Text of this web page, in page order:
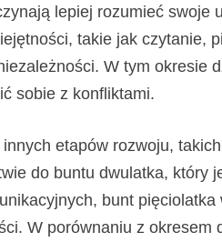
lepiej rozumieć swoje
takie jak czytanie,
W tym okresie
sobie z konfliktami.
etapów rozwoju,
do buntu dwulatka, który
bunt
W porównaniu z